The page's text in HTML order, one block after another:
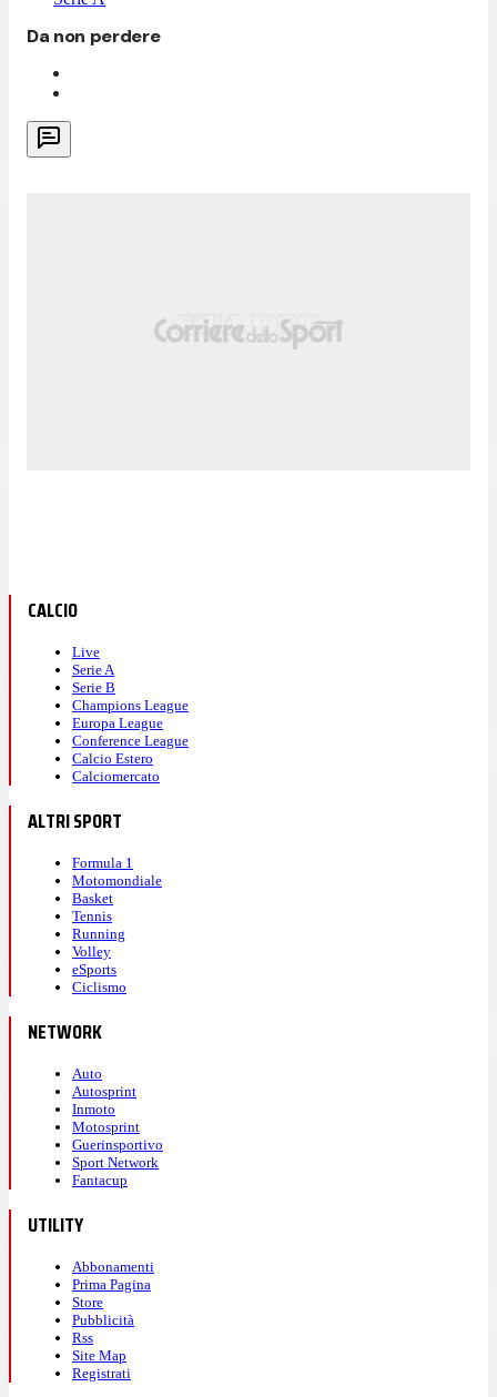
Da non perdere
CALCIO
Live
Serie A
Serie B
Champions League
Europa League
Conference League
Calcio Estero
Calciomercato
ALTRI SPORT
Formula 1
Motomondiale
Basket
Tennis
Running
Volley
eSports
Ciclismo
NETWORK
Auto
Autosprint
Inmoto
Motosprint
Guerinsportivo
Sport Network
Fantacup
UTILITY
Abbonamenti
Prima Pagina
Store
Pubblicità
Rss
Site Map
Registrati